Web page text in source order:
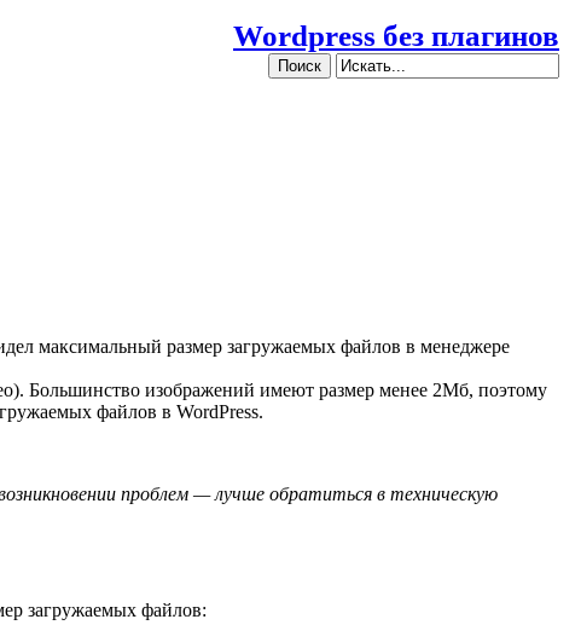
Wordpress без плагинов
максимальный размер загружаемых файлов в менеджере
Большинство изображений имеют размер менее 2Мб, поэтому
файлов в WordPress.
проблем — лучше обратиться в техническую
загружаемых файлов: